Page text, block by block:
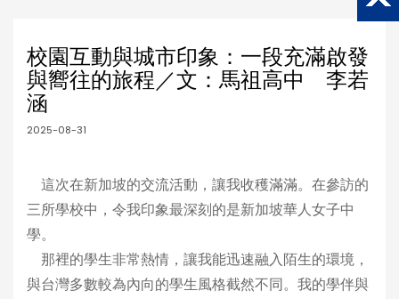
校園互動與城市印象：一段充滿啟發
與嚮往的旅程／文：馬祖高中 李若
涵
2025-08-31
這次在新加坡的交流活動，讓我收穫滿滿。在參訪的
三所學校中，令我印象最深刻的是新加坡華人女子中
學。
那裡的學生非常熱情，讓我能迅速融入陌生的環境，
與台灣多數較為內向的學生風格截然不同。我的學伴與